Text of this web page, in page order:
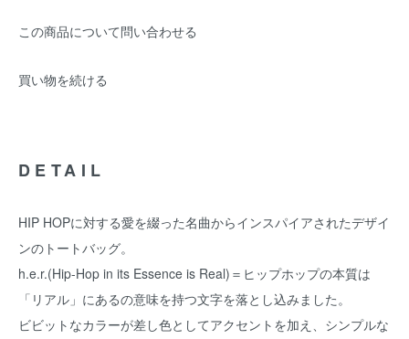
この商品について問い合わせる
買い物を続ける
DETAIL
HIP HOPに対する愛を綴った名曲からインスパイアされたデザイ
ンのトートバッグ。
h.e.r.(Hip-Hop in its Essence is Real)＝ヒップホップの本質は
「リアル」にあるの意味を持つ文字を落とし込みました。
ビビットなカラーが差し色としてアクセントを加え、シンプルな